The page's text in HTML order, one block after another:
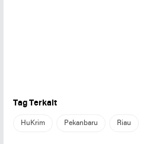
Tag Terkait
HuKrim Pekanbaru Riau